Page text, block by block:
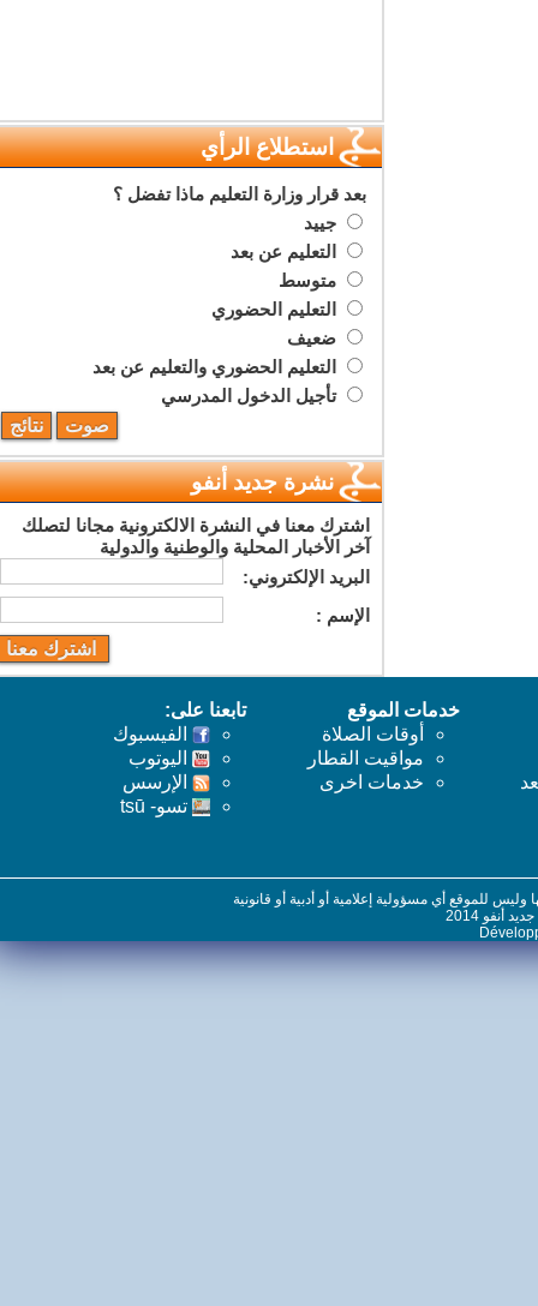
استطلاع الرأي
بعد قرار وزارة التعليم ماذا تفضل ؟
جييد
التعليم عن بعد
متوسط
التعليم الحضوري
ضعيف
التعليم الحضوري والتعليم عن بعد
تأجيل الدخول المدرسي
نشرة جديد أنفو
اشترك معنا في النشرة الالكترونية مجانا لتصلك
آخر الأخبار المحلية والوطنية والدولية
البريد اﻹلكتروني:
اﻹسم :
خدمات الموقع
أوقات الصلاة
مواقيت القطار
خدمات اخرى
تابعنا على:
الفيسبوك
اليوتوب
اﻹرسس
تسو- tsū
للموقع أي مسؤولية إعلامية أو أدبية أو قانونية
2014